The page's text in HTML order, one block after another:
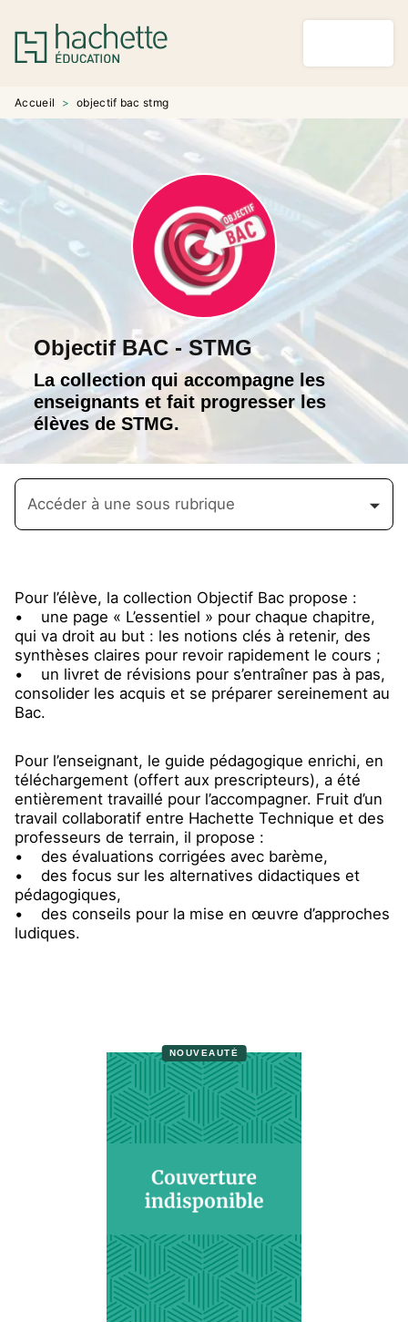
MENU RECHERCHE
PIED DE PAGE
Accueil > objectif bac stmg
Objectif BAC - STMG
La collection qui accompagne les
enseignants et fait progresser les
élèves de STMG.
Accéder à une sous rubrique
Pour l’élève, la collection Objectif Bac propose :
• une page « L’essentiel » pour chaque chapitre,
qui va droit au but : les notions clés à retenir, des
synthèses claires pour revoir rapidement le cours ;
• un livret de révisions pour s’entraîner pas à pas,
consolider les acquis et se préparer sereinement au
Bac.
Pour l’enseignant, le guide pédagogique enrichi, en
téléchargement (offert aux prescripteurs), a été
entièrement travaillé pour l’accompagner. Fruit d’un
travail collaboratif entre Hachette Technique et des
professeurs de terrain, il propose :
• des évaluations corrigées avec barème,
• des focus sur les alternatives didactiques et
pédagogiques,
• des conseils pour la mise en œuvre d’approches
ludiques.
NOUVEAUTÉ